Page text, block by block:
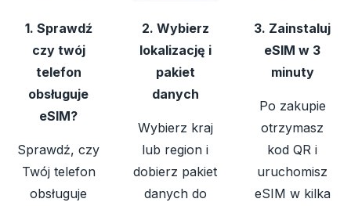
1. Sprawdź
czy twój
telefon
obsługuje
eSIM?
Sprawdź, czy
Twój telefon
obsługuje
2. Wybierz
lokalizację i
pakiet
danych
Wybierz kraj
lub region i
dobierz pakiet
danych do
3. Zainstaluj
eSIM w 3
minuty
Po zakupie
otrzymasz
kod QR i
uruchomisz
eSIM w kilka